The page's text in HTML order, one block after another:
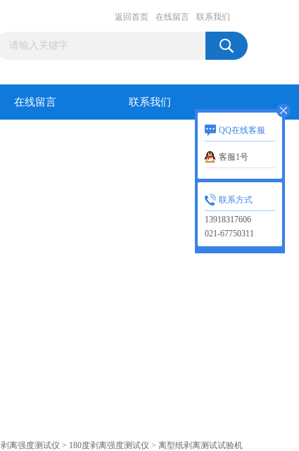
返回首页 在线留言 联系我们
在线留言 联系我们
剥离强度测试仪 > 180度剥离强度测试仪 > 离型纸剥离测试试验机
QQ在线客服
客服1号
联系方式
13918317606
021-67750311